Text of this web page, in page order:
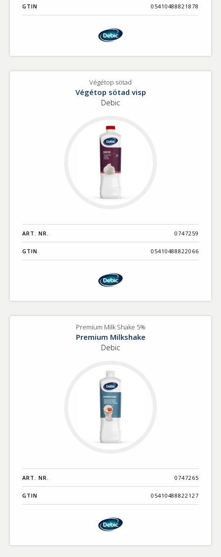
GTIN 05410488821878
Végétop sötad
Végétop sötad visp
Debic
ART. NR. 0747259
GTIN 05410488822066
Premium Milk Shake 5%
Premium Milkshake
Debic
ART. NR. 0747265
GTIN 05410488822127